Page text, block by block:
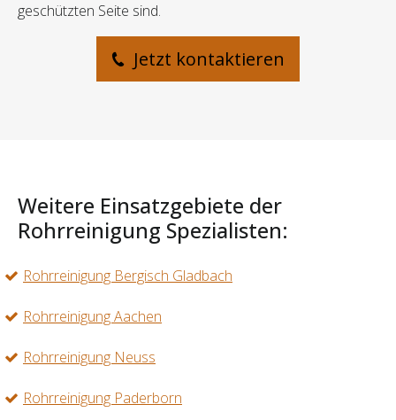
geschützten Seite sind.
Jetzt kontaktieren
Weitere Einsatzgebiete der
Rohrreinigung Spezialisten:
Rohrreinigung Bergisch Gladbach
Rohrreinigung Aachen
Rohrreinigung Neuss
Rohrreinigung Paderborn